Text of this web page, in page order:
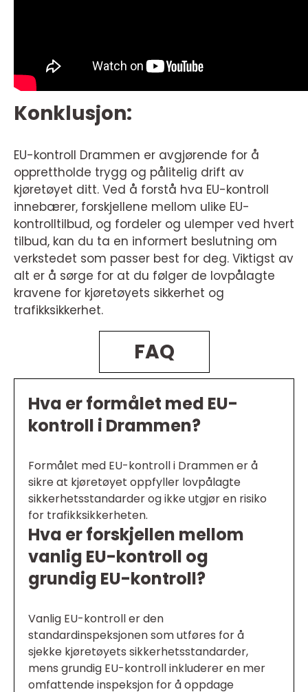
Konklusjon:
EU-kontroll Drammen er avgjørende for å
opprettholde trygg og pålitelig drift av
kjøretøyet ditt. Ved å forstå hva EU-kontroll
innebærer, forskjellene mellom ulike EU-
kontrolltilbud, og fordeler og ulemper ved hvert
tilbud, kan du ta en informert beslutning om
verkstedet som passer best for deg. Viktigst av
alt er å sørge for at du følger de lovpålagte
kravene for kjøretøyets sikkerhet og
trafikksikkerhet.
FAQ
Hva er formålet med EU-
kontroll i Drammen?
Formålet med EU-kontroll i Drammen er å
sikre at kjøretøyet oppfyller lovpålagte
sikkerhetsstandarder og ikke utgjør en risiko
for trafikksikkerheten.
Hva er forskjellen mellom
vanlig EU-kontroll og
grundig EU-kontroll?
Vanlig EU-kontroll er den
standardinspeksjonen som utføres for å
sjekke kjøretøyets sikkerhetsstandarder,
mens grundig EU-kontroll inkluderer en mer
omfattende inspeksjon for å oppdage